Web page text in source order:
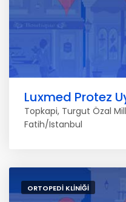
Luxmed Protez
Topkapi, Turgut Özal
Fatih/Istanbul
ORTOPEDI KLINIĞI